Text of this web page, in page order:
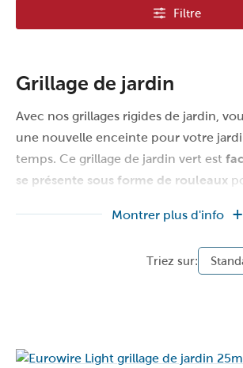
Filtre
Grillage de jardin
Avec nos grillages rigides de jardin,
une nouvelle enceinte pour votre
temps. Ce grillage de jardin vert est
se présente sous forme de rouleaux
tailles de mailles et choisissez celles
mieux à vos besoins. N'oubliez pas
les piquets de jardin
Montrer plus d'info